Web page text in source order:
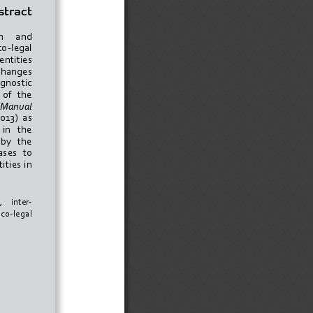
and
legal
of   the
as
in   the
the
to
in
inter-
legal